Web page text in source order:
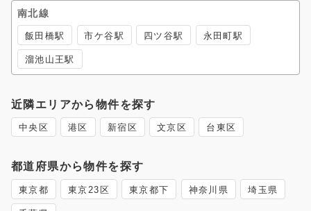
南北線
飯田橋駅 市ケ谷駅 四ツ谷駅 永田町駅
溜池山王駅
近隣エリアから物件を探す
中央区 港区 新宿区 文京区 台東区
都道府県から物件を探す
東京都 東京23区 東京都下 神奈川県 埼玉県